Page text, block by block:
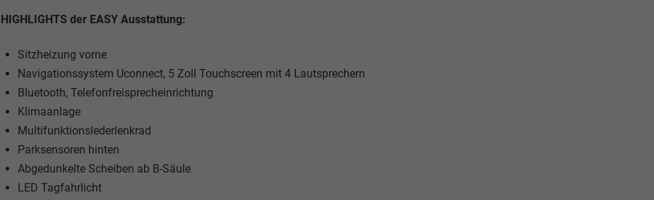
HIGHLIGHTS der EASY Ausstattung:
Sitzheizung vorne
Navigationssystem Uconnect, 5 Zoll Touchscreen mit 4 Lautsprechern
Bluetooth, Telefonfreisprecheinrichtung
Klimaanlage
Multifunktionslederlenkrad
Parksensoren hinten
Abgedunkelte Scheiben ab B-Säule
LED Tagfahrlicht